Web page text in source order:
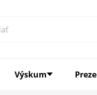
Výskum